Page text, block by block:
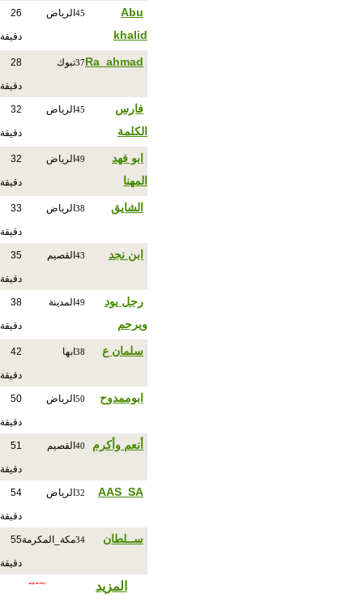
Abu
khalid
45 الرياض 26
دقيقة
Ra_ahmad
37تبوك 28
دقيقة
فارس
الكلمة
45 الرياض 32
دقيقة
ابو فهد
المهنا
49 الرياض 32
دقيقة
الشايق 38 الرياض 33
دقيقة
ابن نجد 43 القصيم 35
دقيقة
رجل يود
ويرحم
49 المدينة 38
دقيقة
سلمان ع 38 ابها 42
دقيقة
ابوممدوح 50 الرياض 50
دقيقة
أنعم وأكرم 40 القصيم 51
دقيقة
AAS_SA
32 الرياض 54
دقيقة
ســلطان 34مكة_المكرمة55
دقيقة
المزيد